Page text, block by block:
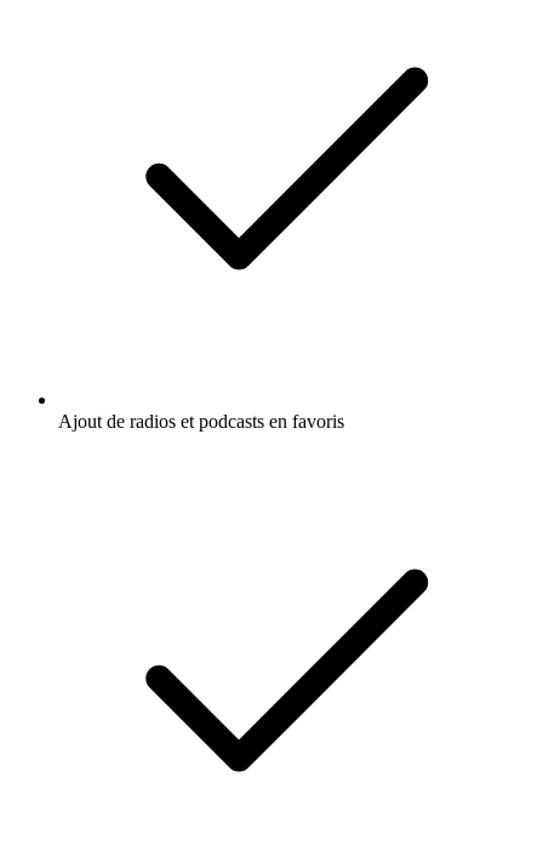
Ajout de radios et podcasts en favoris